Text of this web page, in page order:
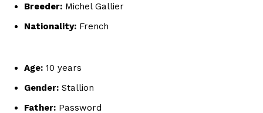
Breeder: Michel Gallier
Nationality: French
Age: 10 years
Gender: Stallion
Father: Password